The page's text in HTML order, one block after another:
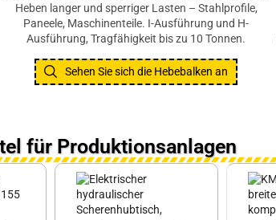
Heben langer und sperriger Lasten – Stahlprofile,
Paneele, Maschinenteile. I-Ausführung und H-
Ausführung, Tragfähigkeit bis zu 10 Tonnen.
Sehen Sie sich die Hebebalken an
für Produktionsanlagen